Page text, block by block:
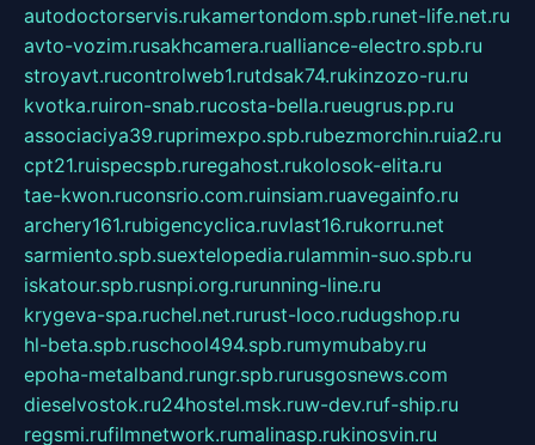
autodoctorservis.rukamertondom.spb.runet-life.net.ru
avto-vozim.rusakhcamera.rualliance-electro.spb.ru
stroyavt.rucontrolweb1.rutdsak74.rukinzozo-ru.ru
kvotka.ruiron-snab.rucosta-bella.rueugrus.pp.ru
associaciya39.ruprimexpo.spb.rubezmorchin.ruia2.ru
cpt21.ruispecspb.ruregahost.rukolosok-elita.ru
tae-kwon.ruconsrio.com.ruinsiam.ruavegainfo.ru
archery161.rubigencyclica.ruvlast16.rukorru.net
sarmiento.spb.suextelopedia.rulammin-suo.spb.ru
iskatour.spb.rusnpi.org.rurunning-line.ru
krygeva-spa.ruchel.net.rurust-loco.rudugshop.ru
hl-beta.spb.ruschool494.spb.rumymubaby.ru
epoha-metalband.rungr.spb.rurusgosnews.com
dieselvostok.ru24hostel.msk.ruw-dev.ruf-ship.ru
regsmi.rufilmnetwork.rumalinasp.rukinosvin.ru